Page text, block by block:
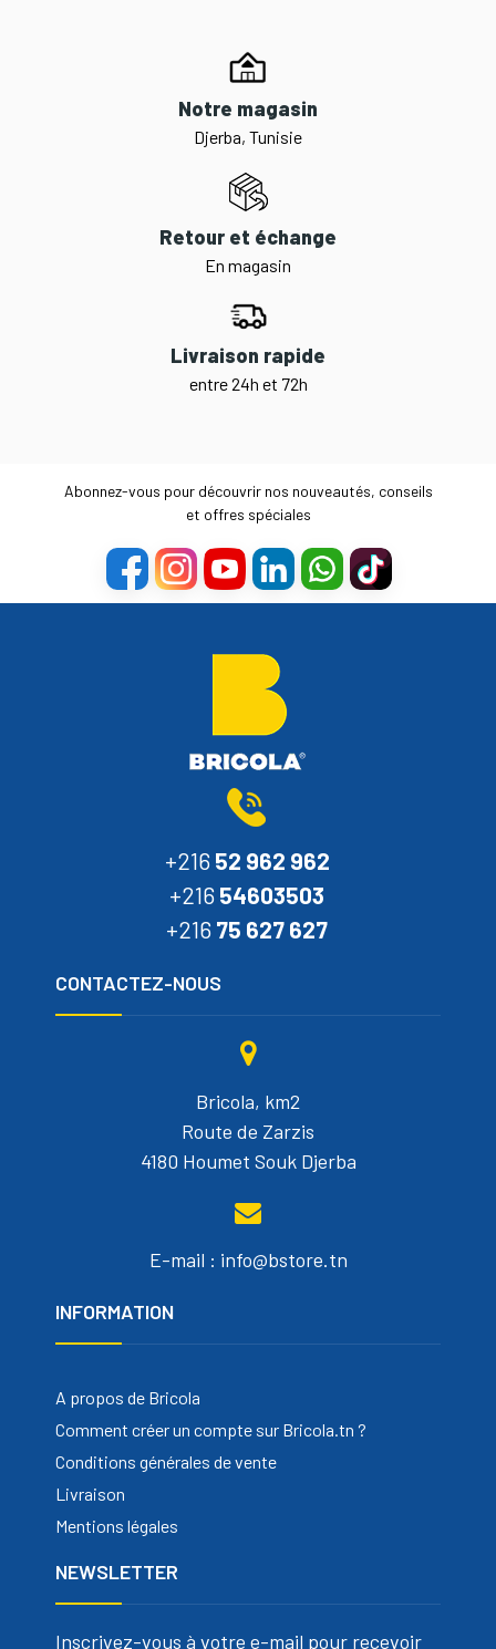
Notre magasin
Djerba, Tunisie
Retour et échange
En magasin
Livraison rapide
entre 24h et 72h
Abonnez-vous pour découvrir nos nouveautés, conseils
et offres spéciales
+216 52 962 962
+216 54603503
+216 75 627 627
CONTACTEZ-NOUS
Bricola, km2
Route de Zarzis
4180 Houmet Souk Djerba
E-mail : info@bstore.tn
INFORMATION
A propos de Bricola
Comment créer un compte sur Bricola.tn ?
Conditions générales de vente
Livraison
Mentions légales
NEWSLETTER
Inscrivez-vous à votre e-mail pour recevoir